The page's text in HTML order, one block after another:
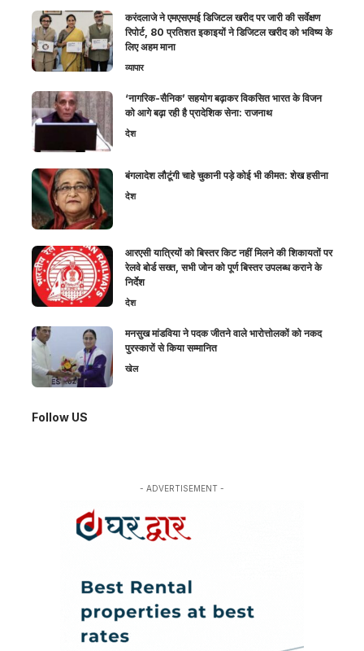
करंदलाजे ने एमएसएमई डिजिटल खरीद पर जारी की सर्वेक्षण
रिपोर्ट, 80 प्रतिशत इकाइयों ने डिजिटल खरीद को भविष्य के
लिए अहम माना
व्यापार
‘नागरिक-सैनिक’ सहयोग बढ़ाकर विकसित भारत के विजन
को आगे बढ़ा रही है प्रादेशिक सेना: राजनाथ
देश
बंगलादेश लौटूंगी चाहे चुकानी पड़े कोई भी कीमत: शेख हसीना
देश
आरएसी यात्रियों को बिस्तर किट नहीं मिलने की शिकायतों पर
रेलवे बोर्ड सख्त, सभी जोन को पूर्ण बिस्तर उपलब्ध कराने के
निर्देश
देश
मनसुख मांडविया ने पदक जीतने वाले भारोत्तोलकों को नकद
पुरस्कारों से किया सम्मानित
खेल
Follow US
- ADVERTISEMENT -